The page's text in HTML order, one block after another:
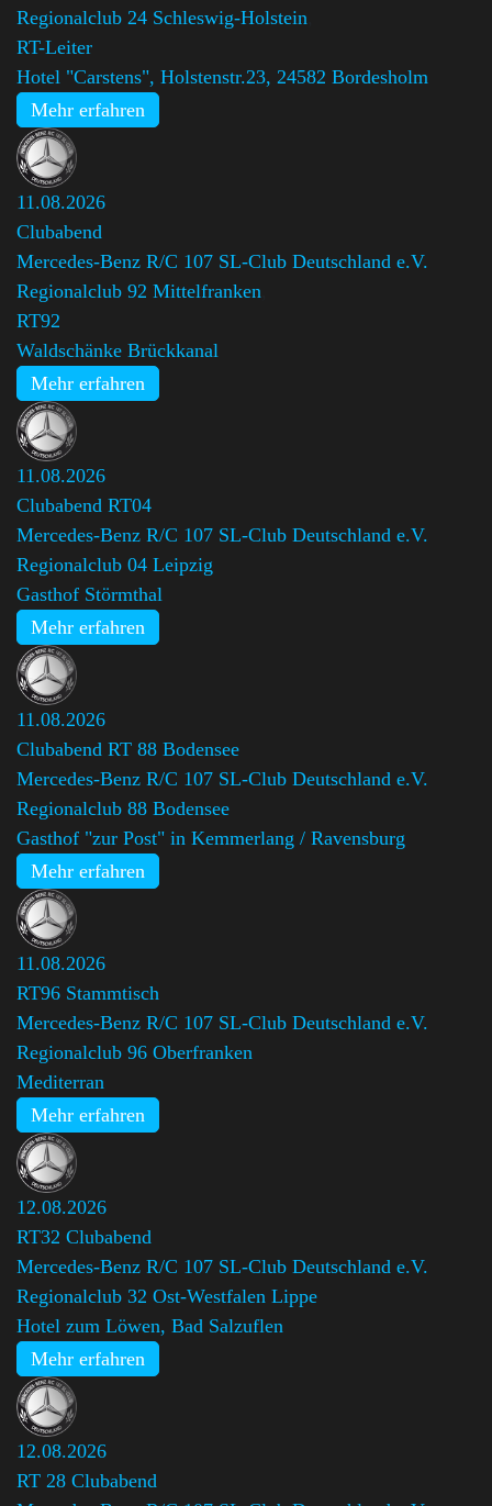
Regionalclub 24 Schleswig-Holstein
RT-Leiter
Hotel "Carstens", Holstenstr.23, 24582 Bordesholm
Mehr erfahren
11.08.2026
Clubabend
Mercedes-Benz R/C 107 SL-Club Deutschland e.V.
Regionalclub 92 Mittelfranken
RT92
Waldschänke Brückkanal
Mehr erfahren
11.08.2026
Clubabend RT04
Mercedes-Benz R/C 107 SL-Club Deutschland e.V.
Regionalclub 04 Leipzig
Gasthof Störmthal
Mehr erfahren
11.08.2026
Clubabend RT 88 Bodensee
Mercedes-Benz R/C 107 SL-Club Deutschland e.V.
Regionalclub 88 Bodensee
Gasthof "zur Post" in Kemmerlang / Ravensburg
Mehr erfahren
11.08.2026
RT96 Stammtisch
Mercedes-Benz R/C 107 SL-Club Deutschland e.V.
Regionalclub 96 Oberfranken
Mediterran
Mehr erfahren
12.08.2026
RT32 Clubabend
Mercedes-Benz R/C 107 SL-Club Deutschland e.V.
Regionalclub 32 Ost-Westfalen Lippe
Hotel zum Löwen, Bad Salzuflen
Mehr erfahren
12.08.2026
RT 28 Clubabend